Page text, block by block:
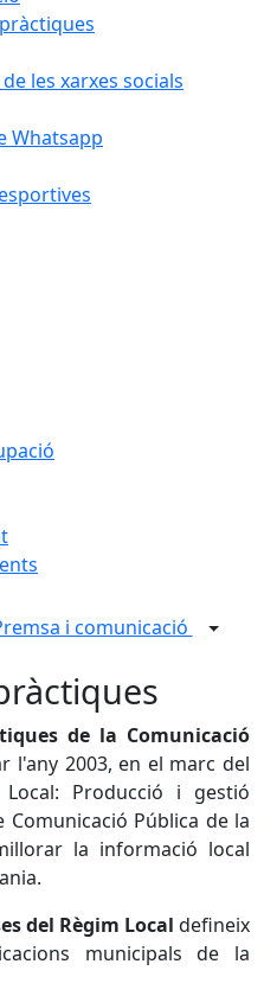
les xarxes socials
Whatsapp
i comunicació
de la Comunicació
l'any 2003, en el marc del
Producció i gestió
Pública de la
la informació local
del Règim Local defineix
municipals de la